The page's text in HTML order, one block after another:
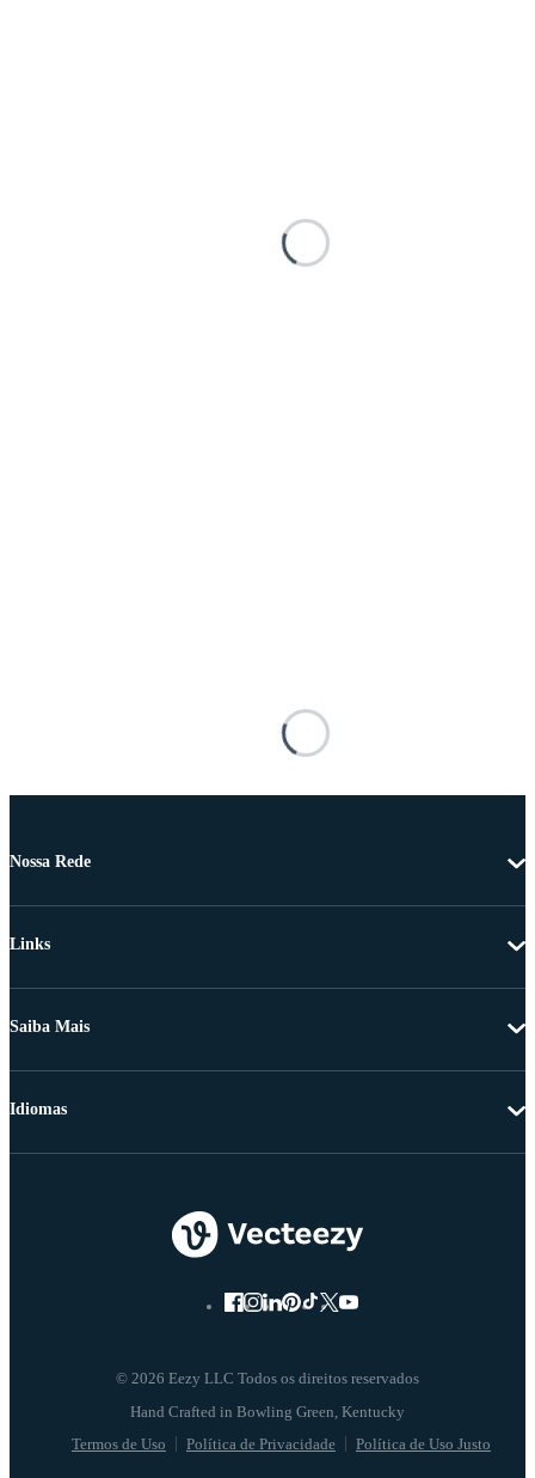
Nossa Rede
Links
Saiba Mais
© 2026 Eezy LLC Todos os direitos reservados
Termos de Uso Política de Privacidade Política de Uso Justo
Idiomas